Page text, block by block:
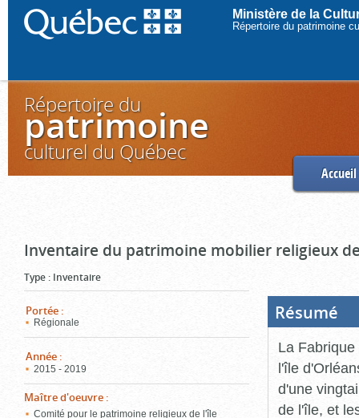
Ministère de la
Répertoire du patrimoine
Répertoire du
patrimoine
culturel du Québec
Accueil
Inventaire du patrimoine mobilier religieux
Type : Inventaire
Portée :
Régionale
Année :
2015 - 2019
Maître d'oeuvre :
Comité pour le patrimoine religieux de l'île
Résumé
La
l'île
d'une
de l'île, et